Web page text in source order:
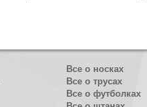
Все о носках
Все о трусах
Все о футболках